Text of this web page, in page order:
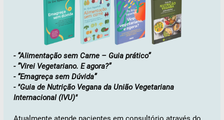
- “Alimentação sem Carne – Guia prático”
- ”Virei Vegetariano. E agora?”
- “Emagreça sem Dúvida”
- "Guia de Nutrição Vegana da União Vegetariana
Internacional (IVU)"